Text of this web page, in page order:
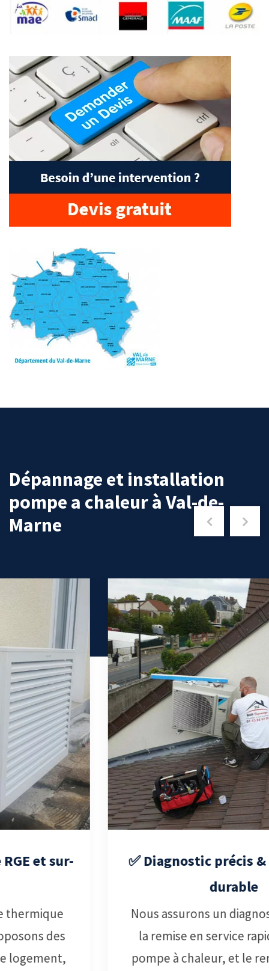
Dépannage et installation
pompe a chaleur à Val-de-
Marne
✅ Diagnostic précis & dépannage
Nous assurons un diagnostic complet,
la remise en service rapide de votre
pompe à chaleur, et le remplacement